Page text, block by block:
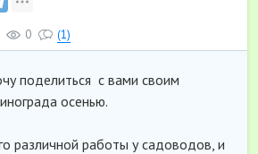
0 (1)
с вами своим
осенью.
различной работы у садоводов, и